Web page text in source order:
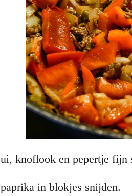
ui, knoflook en pepertje fijn
paprika in blokjes snijden.